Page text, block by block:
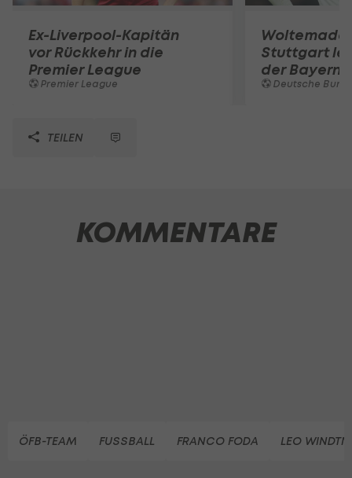
Ex-Liverpool-Kapitän
vor Rückkehr in die
Premier League
Premier League
Stuttgart
der Bayern
Deutsche
TEILEN
KOMMENTARE
ÖFB-TEAM FUSSBALL FRANCO FODA LEO